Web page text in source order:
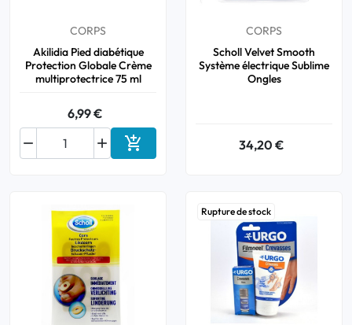
CORPS
Akilidia Pied diabétique
Protection Globale Crème
multiprotectrice 75 ml
6,99 €

 Ajouter au panier
CORPS
Scholl Velvet Smooth
Système électrique Sublime
Ongles
34,20 €
Rupture de stock